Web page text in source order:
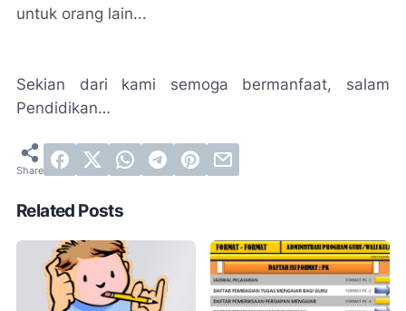
untuk orang lain...
Sekian dari kami semoga bermanfaat, salam
Pendidikan…
Related Posts